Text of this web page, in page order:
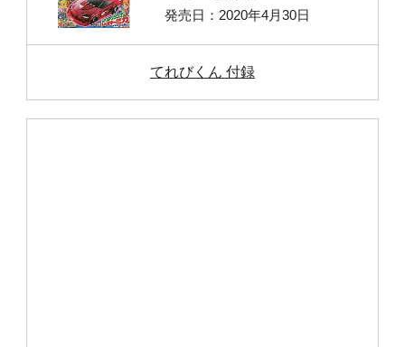
発売日：2020年4月30日
てれびくん 付録